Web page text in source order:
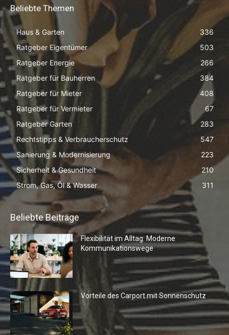
Beliebte Themen
Haus & Garten
336
Ratgeber Eigentümer
503
Ratgeber Energie
266
Ratgeber für Bauherren
384
Ratgeber für Mieter
408
Ratgeber für Vermieter
67
Ratgeber Garten
283
Rechtstipps & Verbraucherschutz
547
Sanierung & Modernisierung
223
Sicherheit & Gesundheit
210
Strom, Gas, Öl & Wasser
311
Beliebte Beiträge
Flexibilität im Alltag: Moderne
Kommunikationswege
Vorteile des Carport mit Sonnenschutz